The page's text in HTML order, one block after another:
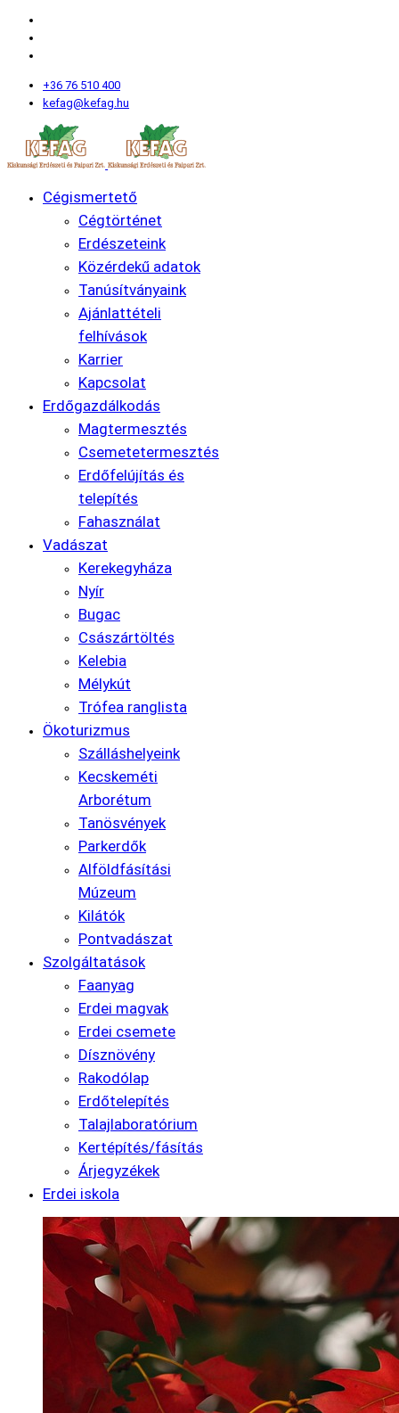
+36 76 510 400
kefag@kefag.hu
Cégismertető
Cégtörténet
Erdészeteink
Közérdekű adatok
Tanúsítványaink
Ajánlattételi
felhívások
Karrier
Kapcsolat
Erdőgazdálkodás
Magtermesztés
Csemetetermesztés
Erdőfelújítás és
telepítés
Fahasználat
Vadászat
Kerekegyháza
Nyír
Bugac
Császártöltés
Kelebia
Mélykút
Trófea ranglista
Ökoturizmus
Szálláshelyeink
Kecskeméti
Arborétum
Tanösvények
Parkerdők
Alföldfásítási
Múzeum
Kilátók
Pontvadászat
Szolgáltatások
Faanyag
Erdei magvak
Erdei csemete
Dísznövény
Rakodólap
Erdőtelepítés
Talajlaboratórium
Kertépítés/fásítás
Árjegyzékek
Erdei iskola